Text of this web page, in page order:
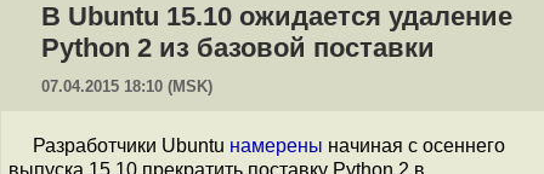
В Ubuntu 15.10 ожидается удаление
Python 2 из базовой поставки
07.04.2015 18:10 (MSK)
Разработчики Ubuntu намерены начиная с осеннего
выпуска 15.10 прекратить поставку Python 2 в